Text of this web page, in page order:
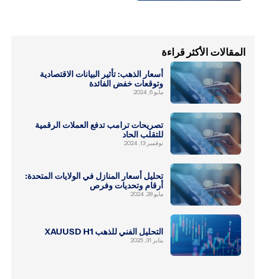
المقالات الأكثر قراءة
أسعار الذهب: تأثير البيانات الاقتصادية
وتوقعات خفض الفائدة
مايو 6, 2024
تصريحات ترامب تدفع العملات الرقمية
للتقلب الحاد
نوفمبر 13, 2024
تحليل أسعار المنازل في الولايات المتحدة:
أرقام وتحديات وفرص
مايو 28, 2024
التحليل الفني للذهب XAUUSD H1
يناير 31, 2025